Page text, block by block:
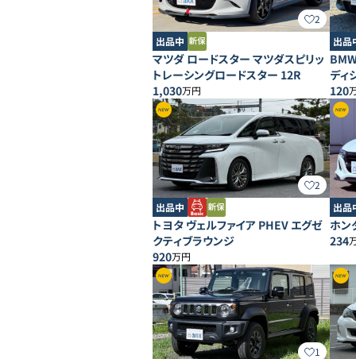
2
出品中
マツダ ロードスター マツダスピリッ
トレーシングロードスター 12R
1,030万円
出品
ディ
120
2
出品中
トヨタ ヴェルファイア PHEV エグゼ
クティブラウンジ
920万円
出品
ホン
234
1